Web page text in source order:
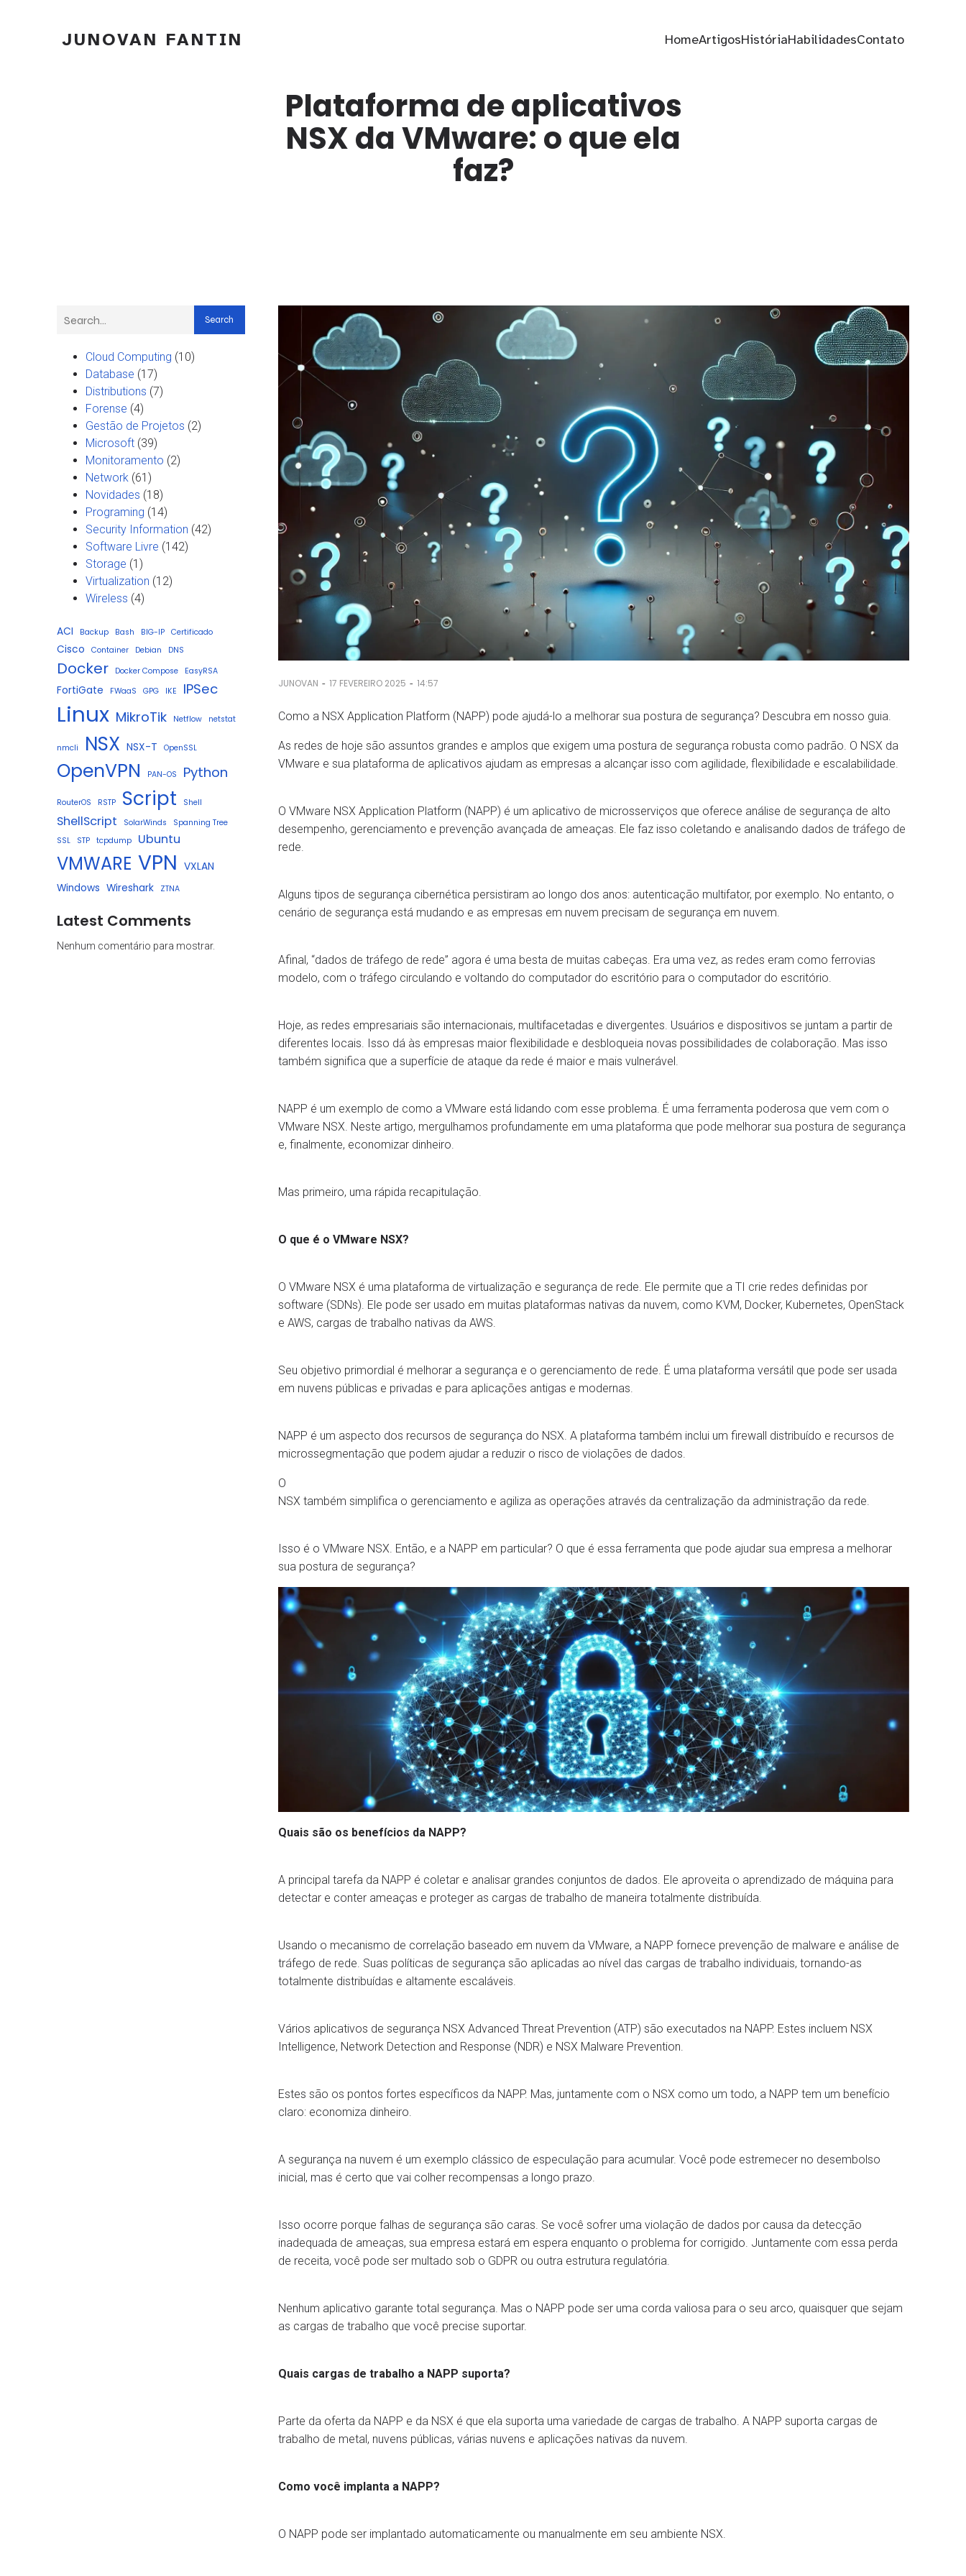
JUNOVAN FANTIN HomeArtigosHistóriaHabilidadesContato
Plataforma de aplicativos
NSX da VMware: o que ela
faz?
Search
Cloud Computing (10)
Database (17)
Distributions (7)
Forense (4)
Gestão de Projetos (2)
Microsoft (39)
Monitoramento (2)
Network (61)
Novidades (18)
Programing (14)
Security Information (42)
Software Livre (142)
Storage (1)
Virtualization (12)
Wireless (4)
ACI Backup Bash BIG-IP Certificado
Cisco Container Debian DNS
Docker Docker Compose EasyRSA
FortiGate FWaaS GPG IKE IPSec
Linux MikroTik Netflow netstat
nmcli NSX NSX-T OpenSSL
OpenVPN PAN-OS Python
RouterOS RSTP Script Shell
ShellScript SolarWinds
Spanning Tree
SSL
STP tcpdump Ubuntu
VMWARE VPN VXLAN
Windows Wireshark ZTNA
Latest Comments
Nenhum comentário para mostrar.
JUNOVAN - 17 FEVEREIRO 2025 - 14:57
Como a NSX Application Platform (NAPP) pode ajudá-lo a melhorar sua postura de segurança? Descubra em nosso guia.
As redes de hoje são assuntos grandes e amplos que exigem uma postura de segurança robusta como padrão. O NSX da
VMware e sua plataforma de aplicativos ajudam as empresas a alcançar isso com agilidade, flexibilidade e escalabilidade.
O VMware NSX Application Platform (NAPP) é um aplicativo de microsserviços que oferece análise de segurança de alto
desempenho, gerenciamento e prevenção avançada de ameaças. Ele faz isso coletando e analisando dados de tráfego de
rede.
Alguns tipos de segurança cibernética persistiram ao longo dos anos: autenticação multifator, por exemplo. No entanto, o
cenário de segurança está mudando e as empresas em nuvem precisam de segurança em nuvem.
Afinal, “dados de tráfego de rede” agora é uma besta de muitas cabeças. Era uma vez, as redes eram como ferrovias
modelo, com o tráfego circulando e voltando do computador do escritório para o computador do escritório.
Hoje, as redes empresariais são internacionais, multifacetadas e divergentes. Usuários e dispositivos se juntam a partir de
diferentes locais. Isso dá às empresas maior flexibilidade e desbloqueia novas possibilidades de colaboração. Mas isso
também significa que a superfície de ataque da rede é maior e mais vulnerável.
NAPP é um exemplo de como a VMware está lidando com esse problema. É uma ferramenta poderosa que vem com o
VMware NSX. Neste artigo, mergulhamos profundamente em uma plataforma que pode melhorar sua postura de segurança
e, finalmente, economizar dinheiro.
Mas primeiro, uma rápida recapitulação.
O que é o VMware NSX?
O VMware NSX é uma plataforma de virtualização e segurança de rede. Ele permite que a TI crie redes definidas por
software (SDNs). Ele pode ser usado em muitas plataformas nativas da nuvem, como KVM, Docker, Kubernetes, OpenStack
e AWS, cargas de trabalho nativas da AWS.
Seu objetivo primordial é melhorar a segurança e o gerenciamento de rede. É uma plataforma versátil que pode ser usada
em nuvens públicas e privadas e para aplicações antigas e modernas.
NAPP é um aspecto dos recursos de segurança do NSX. A plataforma também inclui um firewall distribuído e recursos de
microssegmentação que podem ajudar a reduzir o risco de violações de dados.
O
NSX também simplifica o gerenciamento e agiliza as operações através da centralização da administração da rede.
Isso é o VMware NSX. Então, e a NAPP em particular? O que é essa ferramenta que pode ajudar sua empresa a melhorar
sua postura de segurança?
Quais são os benefícios da NAPP?
A principal tarefa da NAPP é coletar e analisar grandes conjuntos de dados. Ele aproveita o aprendizado de máquina para
detectar e conter ameaças e proteger as cargas de trabalho de maneira totalmente distribuída.
Usando o mecanismo de correlação baseado em nuvem da VMware, a NAPP fornece prevenção de malware e análise de
tráfego de rede. Suas políticas de segurança são aplicadas ao nível das cargas de trabalho individuais, tornando-as
totalmente distribuídas e altamente escaláveis.
Vários aplicativos de segurança NSX Advanced Threat Prevention (ATP) são executados na NAPP. Estes incluem NSX
Intelligence, Network Detection and Response (NDR) e NSX Malware Prevention.
Estes são os pontos fortes específicos da NAPP. Mas, juntamente com o NSX como um todo, a NAPP tem um benefício
claro: economiza dinheiro.
A segurança na nuvem é um exemplo clássico de especulação para acumular. Você pode estremecer no desembolso
inicial, mas é certo que vai colher recompensas a longo prazo.
Isso ocorre porque falhas de segurança são caras. Se você sofrer uma violação de dados por causa da detecção
inadequada de ameaças, sua empresa estará em espera enquanto o problema for corrigido. Juntamente com essa perda
de receita, você pode ser multado sob o GDPR ou outra estrutura regulatória.
Nenhum aplicativo garante total segurança. Mas o NAPP pode ser uma corda valiosa para o seu arco, quaisquer que sejam
as cargas de trabalho que você precise suportar.
Quais cargas de trabalho a NAPP suporta?
Parte da oferta da NAPP e da NSX é que ela suporta uma variedade de cargas de trabalho. A NAPP suporta cargas de
trabalho de metal, nuvens públicas, várias nuvens e aplicações nativas da nuvem.
Como você implanta a NAPP?
O NAPP pode ser implantado automaticamente ou manualmente em seu ambiente NSX.